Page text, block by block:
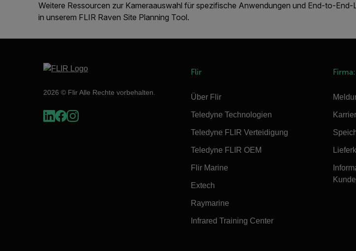
Weitere Ressourcen zur Kameraauswahl für spezifische Anwendungen und End-to-End-
in unserem FLIR Raven Site Planning Tool.
2026 © Flir Alle Rechte vorbehalten.
Flir
Über Flir
Teledyne Technologien
Teledyne FLIR Verteidigung
Teledyne FLIR OEM
Flir Marine
Extech
Raymarine
Infrared Training Center
Firma: